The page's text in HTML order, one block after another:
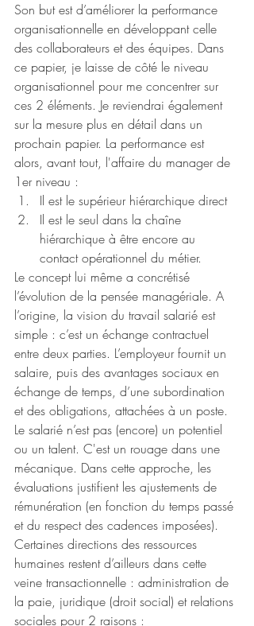
Son but est d’améliorer la performance
organisationnelle en développant celle
des collaborateurs et des équipes. Dans
ce papier, je laisse de côté le niveau
organisationnel pour me concentrer sur
ces 2 éléments. Je reviendrai également
sur la mesure plus en détail dans un
prochain papier. La performance est
alors, avant tout, l'affaire du manager de
1er niveau :
Il est le supérieur hiérarchique direct
Il est le seul dans la chaîne
hiérarchique à être encore au
contact opérationnel du métier.
Le concept lui même a concrétisé
l’évolution de la pensée managériale. A
l’origine, la vision du travail salarié est
simple : c’est un échange contractuel
entre deux parties. L’employeur fournit un
salaire, puis des avantages sociaux en
échange de temps, d’une subordination
et des obligations, attachées à un poste.
Le salarié n’est pas (encore) un potentiel
ou un talent. C'est un rouage dans une
mécanique. Dans cette approche, les
évaluations justifient les ajustements de
rémunération (en fonction du temps passé
et du respect des cadences imposées).
Certaines directions des ressources
humaines restent d’ailleurs dans cette
veine transactionnelle : administration de
la paie, juridique (droit social) et relations
sociales pour 2 raisons :